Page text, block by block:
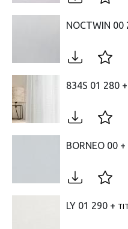
NOCTWIN 00
834S 01 280 +
BORNEO 00 +
LY 01 290 +